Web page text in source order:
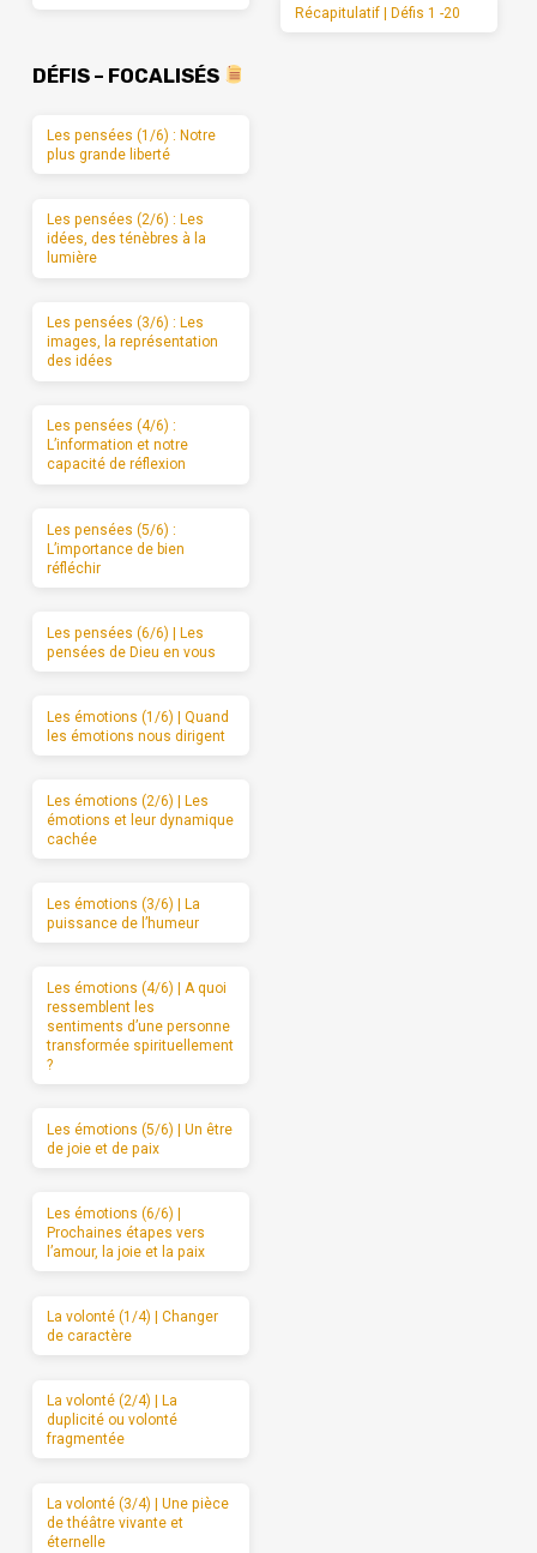
Récapitulatif | Défis 1 -20
DÉFIS – FOCALISÉS
Les pensées (1/6) : Notre
plus grande liberté
Les pensées (2/6) : Les
idées, des ténèbres à la
lumière
Les pensées (3/6) : Les
images, la représentation
des idées
Les pensées (4/6) :
L’information et notre
capacité de réflexion
Les pensées (5/6) :
L’importance de bien
réfléchir
Les pensées (6/6) | Les
pensées de Dieu en vous
Les émotions (1/6) | Quand
les émotions nous dirigent
Les émotions (2/6) | Les
émotions et leur dynamique
cachée
Les émotions (3/6) | La
puissance de l’humeur
Les émotions (4/6) | A quoi
ressemblent les
sentiments d’une personne
transformée spirituellement
?
Les émotions (5/6) | Un être
de joie et de paix
Les émotions (6/6) |
Prochaines étapes vers
l’amour, la joie et la paix
La volonté (1/4) | Changer
de caractère
La volonté (2/4) | La
duplicité ou volonté
fragmentée
La volonté (3/4) | Une pièce
de théâtre vivante et
éternelle